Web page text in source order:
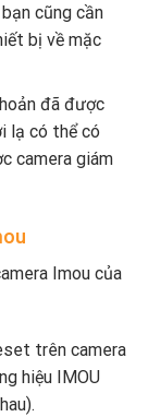
cũng cần
bị về mặc
đã được
lạ có thể có
camera giám
Imou của
trên camera
hiệu IMOU